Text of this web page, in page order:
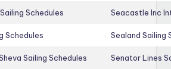
Schedules Seacastle Inc
Schedules Sealand Sailing
Sailing Schedules Senator Lines